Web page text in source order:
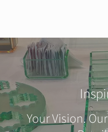
Your Vision.